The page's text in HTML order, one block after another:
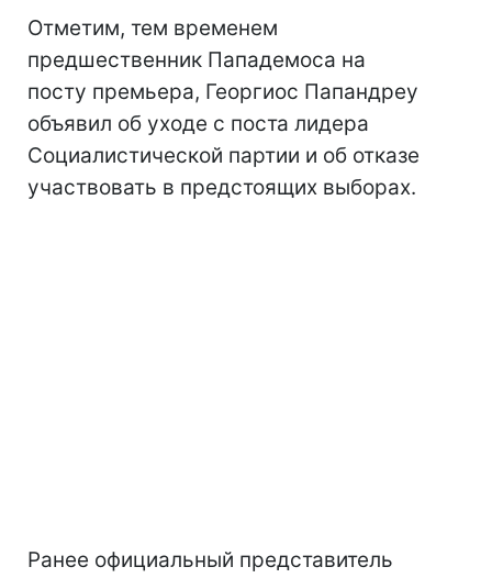
Отметим, тем временем
предшественник Пападемоса на
посту премьера, Георгиос Папандреу
объявил об уходе с поста лидера
Социалистической партии и об отказе
участвовать в предстоящих выборах.
Ранее официальный представитель